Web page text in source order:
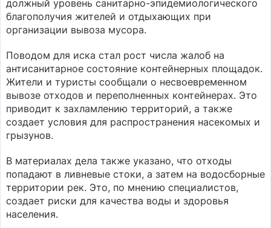
должный уровень санитарно-эпидемиологического
благополучия жителей и отдыхающих при
организации вывоза мусора.
Поводом для иска стал рост числа жалоб на
антисанитарное состояние контейнерных площадок.
Жители и туристы сообщали о несвоевременном
вывозе отходов и переполненных контейнерах. Это
приводит к захламлению территорий, а также
создает условия для распространения насекомых и
грызунов.
В материалах дела также указано, что отходы
попадают в ливневые стоки, а затем на водосборные
территории рек. Это, по мнению специалистов,
создает риски для качества воды и здоровья
населения.